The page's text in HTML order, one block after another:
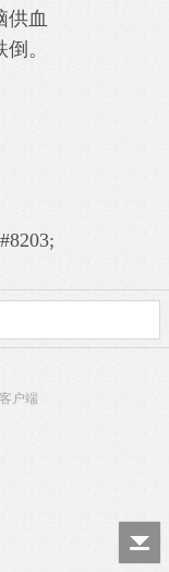
供血
。
客户端